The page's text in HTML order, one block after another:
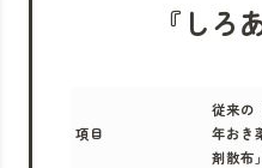
『しろ
項目
従来の
年おき
剤散布」